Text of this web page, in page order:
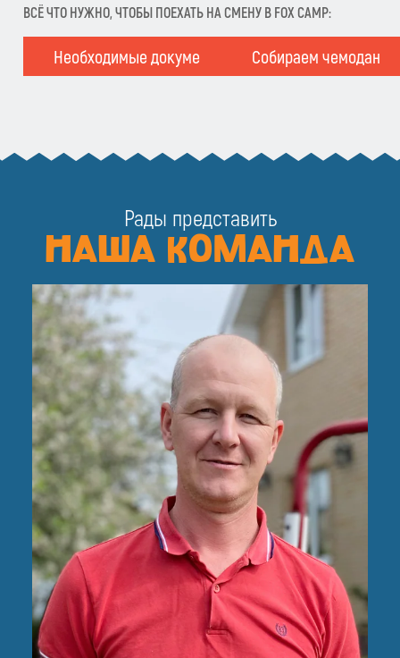
ВСЁ ЧТО НУЖНО, ЧТОБЫ ПОЕХАТЬ НА СМЕНУ В FOX CAMP:
Необходимые документы Собираем чемодан
Рады представить
НАША КОМАНДА